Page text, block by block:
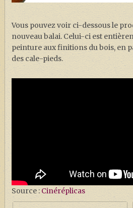
Vous pouvez voir ci-dessous le
nouveau balai. Celui-ci est
peinture aux finitions du bois, en
des cale-pieds.
Source : Cinéréplicas